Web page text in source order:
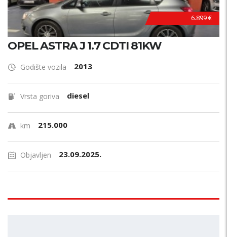
6.899 €
OPEL ASTRA J 1.7 CDTI 81KW
Godište vozila 2013
Vrsta goriva diesel
km 215.000
Objavljen 23.09.2025.